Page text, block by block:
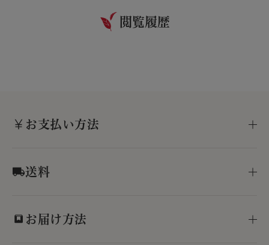
閲覧履歴
お支払い方法
送料
お届け方法